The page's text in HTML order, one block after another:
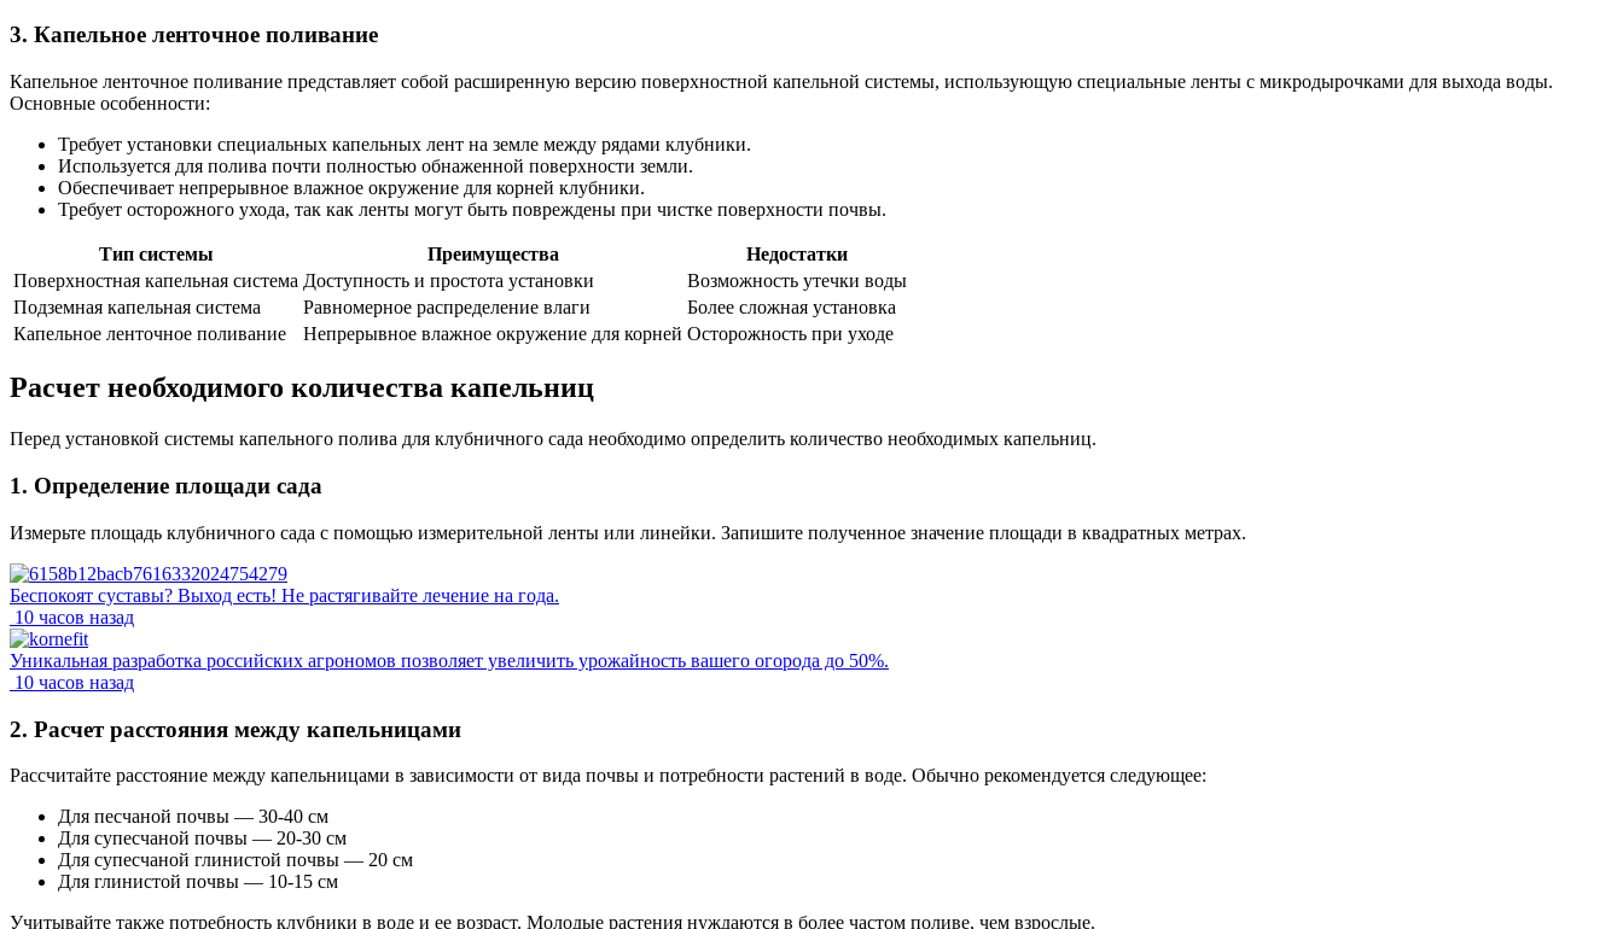
3. Капельное ленточное поливание
Капельное ленточное поливание представляет собой расширенную версию поверхностной капельной системы, использующую специальные ленты с микродырочками для выхода воды.
Основные особенности:
Требует установки специальных капельных лент на земле между рядами клубники.
Используется для полива почти полностью обнаженной поверхности земли.
Обеспечивает непрерывное влажное окружение для корней клубники.
Требует осторожного ухода, так как ленты могут быть повреждены при чистке поверхности почвы.
Тип системы Преимущества
Недостатки
Поверхностная капельная система Доступность и простота установки
Возможность утечки воды
Подземная капельная система
Равномерное распределение влаги
Более сложная установка
Капельное ленточное поливание
Непрерывное влажное окружение для корней Осторожность при уходе
Расчет необходимого количества капельниц
Перед установкой системы капельного полива для клубничного сада необходимо определить количество необходимых капельниц.
1. Определение площади сада
Измерьте площадь клубничного сада с помощью измерительной ленты или линейки. Запишите полученное значение площади в квадратных метрах.
Беспокоят суставы? Выход есть! Не растягивайте лечение на года.
10 часов назад
Уникальная разработка российских агрономов позволяет увеличить урожайность вашего огорода до 50%.
10 часов назад
2. Расчет расстояния между капельницами
Рассчитайте расстояние между капельницами в зависимости от вида почвы и потребности растений в воде. Обычно рекомендуется следующее:
Для песчаной почвы — 30-40 см
Для супесчаной почвы — 20-30 см
Для супесчаной глинистой почвы — 20 см
Для глинистой почвы — 10-15 см
Учитывайте также потребность клубники в воде и ее возраст. Молодые растения нуждаются в более частом поливе, чем взрослые.